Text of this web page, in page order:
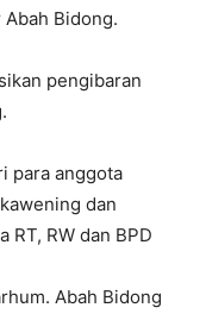
Bidong.
pengibaran
‎para anggota
dan
RT, RW dan BPD
Abah Bidong